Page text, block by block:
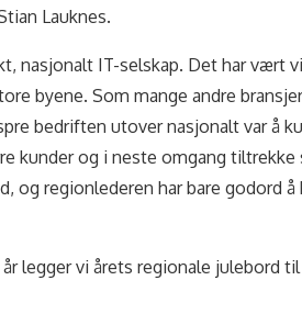
Lauknes.
nasjonalt IT-selskap. Det har vært
byene. Som mange andre
bedriften utover nasjonalt var å
kunder og i neste omgang tiltrekke
og regionlederen har bare godord
legger vi årets regionale julebord til